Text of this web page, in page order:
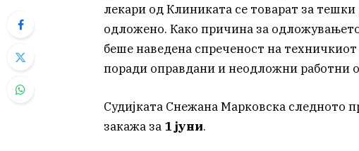
лекари од Клиниката се товарат за тешки
одложено. Како причина за
беше наведена спреченост на
поради оправдани и неодложни работни
Судијката Снежана Марковска следното
закажа за 1 јуни.